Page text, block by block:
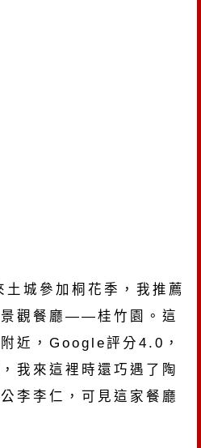
城參加桐花季，我推薦
觀餐廳——桂竹園。這
近，Google評分4.0，
我來這裡時還巧遇了陶
李李仁，可見這家餐廳